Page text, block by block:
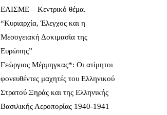
ΕΛΙΣΜΕ – Κεντρικό θέμα.
“Κυριαρχία, Έλεγχος και η
Μεσογειακή Δοκιμασία της
Ευρώπης”
Γεώργιος Μέρμηγκας*: Οι ατίμητοι
φονευθέντες μαχητές του Ελληνικού
Στρατού Ξηράς και της Ελληνικής
Βασιλικής Αεροπορίας 1940-1941